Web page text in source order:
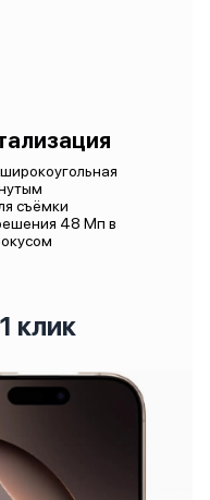
съёмки
48 Мп в
клик